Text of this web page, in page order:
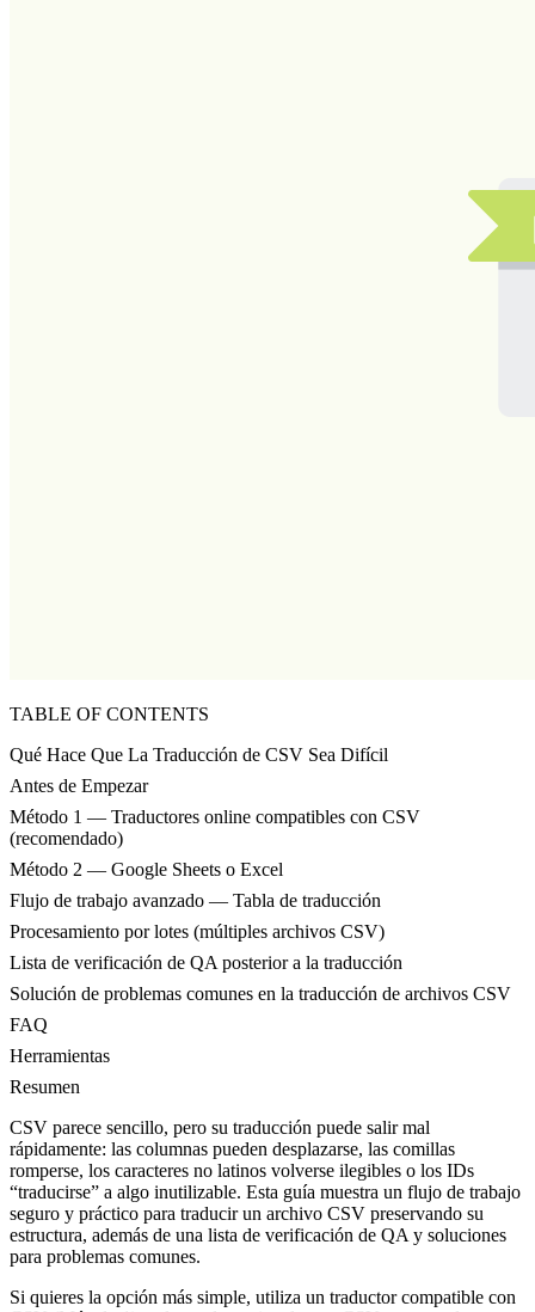
TABLE OF CONTENTS
Qué Hace Que La Traducción de CSV Sea Difícil
Antes de Empezar
Método 1 — Traductores online compatibles con CSV
(recomendado)
Método 2 — Google Sheets o Excel
Flujo de trabajo avanzado — Tabla de traducción
Procesamiento por lotes (múltiples archivos CSV)
Lista de verificación de QA posterior a la traducción
Solución de problemas comunes en la traducción de archivos CSV
FAQ
Herramientas
Resumen
CSV parece sencillo, pero su traducción puede salir mal
rápidamente: las columnas pueden desplazarse, las comillas
romperse, los caracteres no latinos volverse ilegibles o los IDs
“traducirse” a algo inutilizable. Esta guía muestra un flujo de trabajo
seguro y práctico para traducir un archivo CSV preservando su
estructura, además de una lista de verificación de QA y soluciones
para problemas comunes.
Si quieres la opción más simple, utiliza un traductor compatible con